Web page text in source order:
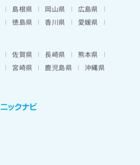
島根県 岡山県
広島県
徳島県 香川県
愛媛県
佐賀県 長崎県
熊本県
宮崎県 鹿児島県 沖縄県